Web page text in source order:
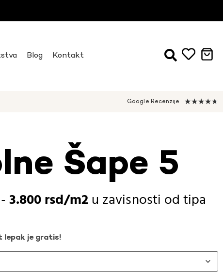
Blog Kontakt
Google Recenzije ★★★★★
Šape 5
-3.800rsd u zavisnosti od tipa
lepak je gratis!